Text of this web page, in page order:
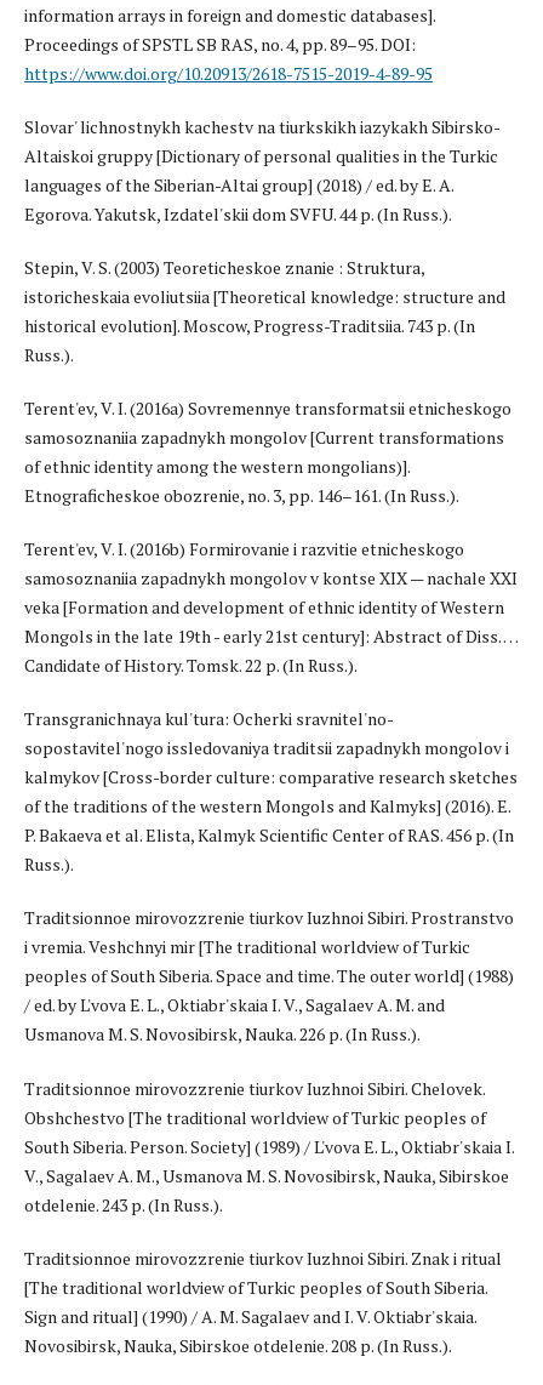
information arrays in foreign and domestic databases].
Proceedings of SPSTL SB RAS, no. 4, pp. 89–95. DOI:
https://www.doi.org/10.20913/2618-7515-2019-4-89-95
Slovar' lichnostnykh kachestv na tiurkskikh iazykakh Sibirsko-
Altaiskoi gruppy [Dictionary of personal qualities in the Turkic
languages of the Siberian-Altai group] (2018) / ed. by E. A.
Egorova. Yakutsk, Izdatel'skii dom SVFU. 44 p. (In Russ.).
Stepin, V. S. (2003) Teoreticheskoe znanie : Struktura,
istoricheskaia evoliutsiia [Theoretical knowledge: structure and
historical evolution]. Moscow, Progress-Traditsiia. 743 p. (In
Russ.).
Terent'ev, V. I. (2016a) Sovremennye transformatsii etnicheskogo
samosoznaniia zapadnykh mongolov [Current transformations
of ethnic identity among the western mongolians)].
Etnograficheskoe obozrenie, no. 3, pp. 146–161. (In Russ.).
Terent'ev, V. I. (2016b) Formirovanie i razvitie etnicheskogo
samosoznaniia zapadnykh mongolov v kontse XIX — nachale XXI
veka [Formation and development of ethnic identity of Western
Mongols in the late 19th - early 21st century]: Abstract of Diss. …
Candidate of History. Tomsk. 22 p. (In Russ.).
Transgranichnaya kul'tura: Ocherki sravnitel'no-
sopostavitel'nogo issledovaniya traditsii zapadnykh mongolov i
kalmykov [Cross-border culture: comparative research sketches
of the traditions of the western Mongols and Kalmyks] (2016). E.
P. Bakaeva et al. Elista, Kalmyk Scientific Center of RAS. 456 p. (In
Russ.).
Traditsionnoe mirovozzrenie tiurkov Iuzhnoi Sibiri. Prostranstvo
i vremia. Veshchnyi mir [The traditional worldview of Turkic
peoples of South Siberia. Space and time. The outer world] (1988)
/ ed. by L'vova E. L., Oktiabr'skaia I. V., Sagalaev A. M. and
Usmanova M. S. Novosibirsk, Nauka. 226 p. (In Russ.).
Traditsionnoe mirovozzrenie tiurkov Iuzhnoi Sibiri. Chelovek.
Obshchestvo [The traditional worldview of Turkic peoples of
South Siberia. Person. Society] (1989) / L'vova E. L., Oktiabr'skaia I.
V., Sagalaev A. M., Usmanova M. S. Novosibirsk, Nauka, Sibirskoe
otdelenie. 243 p. (In Russ.).
Traditsionnoe mirovozzrenie tiurkov Iuzhnoi Sibiri. Znak i ritual
[The traditional worldview of Turkic peoples of South Siberia.
Sign and ritual] (1990) / A. M. Sagalaev and I. V. Oktiabr'skaia.
Novosibirsk, Nauka, Sibirskoe otdelenie. 208 p. (In Russ.).